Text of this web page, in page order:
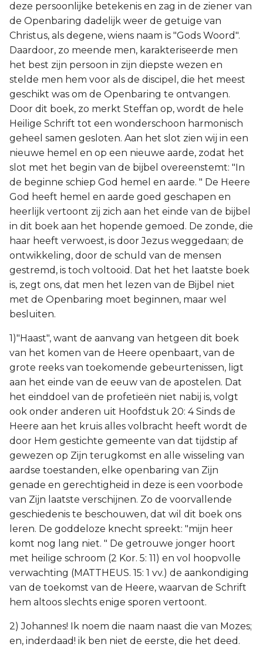
deze persoonlijke betekenis en zag in de ziener van
de Openbaring dadelijk weer de getuige van
Christus, als degene, wiens naam is "Gods Woord".
Daardoor, zo meende men, karakteriseerde men
het best zijn persoon in zijn diepste wezen en
stelde men hem voor als de discipel, die het meest
geschikt was om de Openbaring te ontvangen.
Door dit boek, zo merkt Steffan op, wordt de hele
Heilige Schrift tot een wonderschoon harmonisch
geheel samen gesloten. Aan het slot zien wij in een
nieuwe hemel en op een nieuwe aarde, zodat het
slot met het begin van de bijbel overeenstemt: "In
de beginne schiep God hemel en aarde. " De Heere
God heeft hemel en aarde goed geschapen en
heerlijk vertoont zij zich aan het einde van de bijbel
in dit boek aan het hopende gemoed. De zonde, die
haar heeft verwoest, is door Jezus weggedaan; de
ontwikkeling, door de schuld van de mensen
gestremd, is toch voltooid. Dat het het laatste boek
is, zegt ons, dat men het lezen van de Bijbel niet
met de Openbaring moet beginnen, maar wel
besluiten.
1)"Haast", want de aanvang van hetgeen dit boek
van het komen van de Heere openbaart, van de
grote reeks van toekomende gebeurtenissen, ligt
aan het einde van de eeuw van de apostelen. Dat
het einddoel van de profetieën niet nabij is, volgt
ook onder anderen uit Hoofdstuk 20: 4 Sinds de
Heere aan het kruis alles volbracht heeft wordt de
door Hem gestichte gemeente van dat tijdstip af
gewezen op Zijn terugkomst en alle wisseling van
aardse toestanden, elke openbaring van Zijn
genade en gerechtigheid in deze is een voorbode
van Zijn laatste verschijnen. Zo de voorvallende
geschiedenis te beschouwen, dat wil dit boek ons
leren. De goddeloze knecht spreekt: "mijn heer
komt nog lang niet. " De getrouwe jonger hoort
met heilige schroom (2 Kor. 5: 11) en vol hoopvolle
verwachting (MATTHEUS. 15: 1 vv.) de aankondiging
van de toekomst van de Heere, waarvan de Schrift
hem altoos slechts enige sporen vertoont.
2) Johannes! Ik noem die naam naast die van Mozes;
en, inderdaad! ik ben niet de eerste, die het deed.